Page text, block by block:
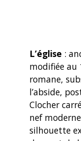
L’église :
modifiée au
romane,
l’abside,
Clocher
nef
silhouette